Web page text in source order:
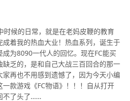
时候的日常，就是在老妈皮鞭的教育
着我的热血大业！热血系列，诞生于
为8090一代人的回忆。现在FC能买
乏的，是和自己大战三百回合的那一
再也不用感到遗憾了，因为今天小编
款游戏《FC物语》！！！自从打开
不了头了……